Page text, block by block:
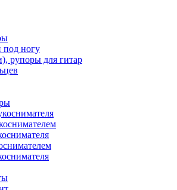
под ногу
рупоры для гитар